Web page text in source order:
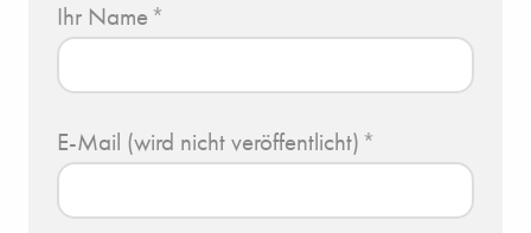
Ihr Name *
E-Mail (wird nicht veröffentlicht) *